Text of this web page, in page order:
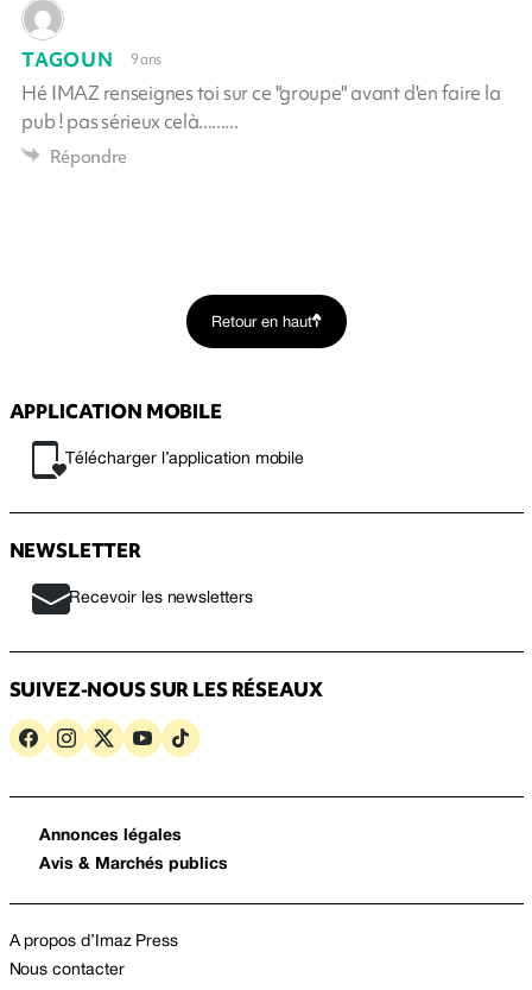
TAGOUN 9 ans
Hé IMAZ renseignes toi sur ce "groupe" avant d'en faire la
pub ! pas sérieux celà.........
Répondre
Retour en haut
APPLICATION MOBILE
Télécharger l’application mobile
NEWSLETTER
Recevoir les newsletters
SUIVEZ-NOUS SUR LES RÉSEAUX
Annonces légales
Avis & Marchés publics
A propos d’Imaz Press
Nous contacter